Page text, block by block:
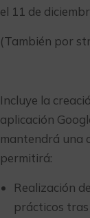
el 11 de
(También por
Incluye la
aplicación
mantendrá una
permitirá:
Realización
prácticos